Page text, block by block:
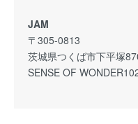
JAM
〒305-0813
茨城県つくば市下平塚
SENSE OF